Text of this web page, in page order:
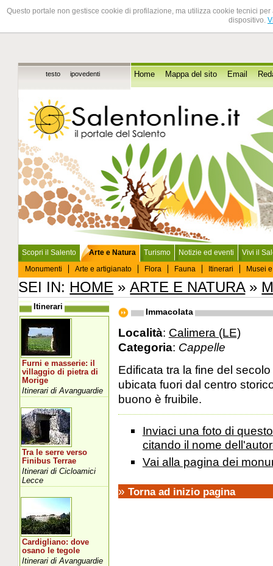
Questo portale non gestisce cookie di profilazione, ma utilizza cookie tecnici
dispositivo.
testo ipovedenti Home Mappa del sito Email
Scopri il Salento
Arte e Natura
Monumenti
Arte e artigianato Flora Fauna Itinerari Musei
Turismo Notizie ed eventi Vivi il
SEI IN: HOME »ARTE E NATURA»
Immacolata
Località: Calimera (LE)
Categoria: Cappelle
Edificata tra la fine del
ubicata fuori dal centro
buono è fruibile.
Inviaci una foto di
citando il nome
Vai alla pagina dei
» Torna ad inizio pagina
Itinerari
Furni e masserie: il
villaggio di pietra di
Morige
Itinerari di Avanguardie
Tra le serre verso
Finibus Terrae
Itinerari di Cicloamici
Lecce
Cardigliano: dove
osano le tegole
Itinerari di Avanguardie